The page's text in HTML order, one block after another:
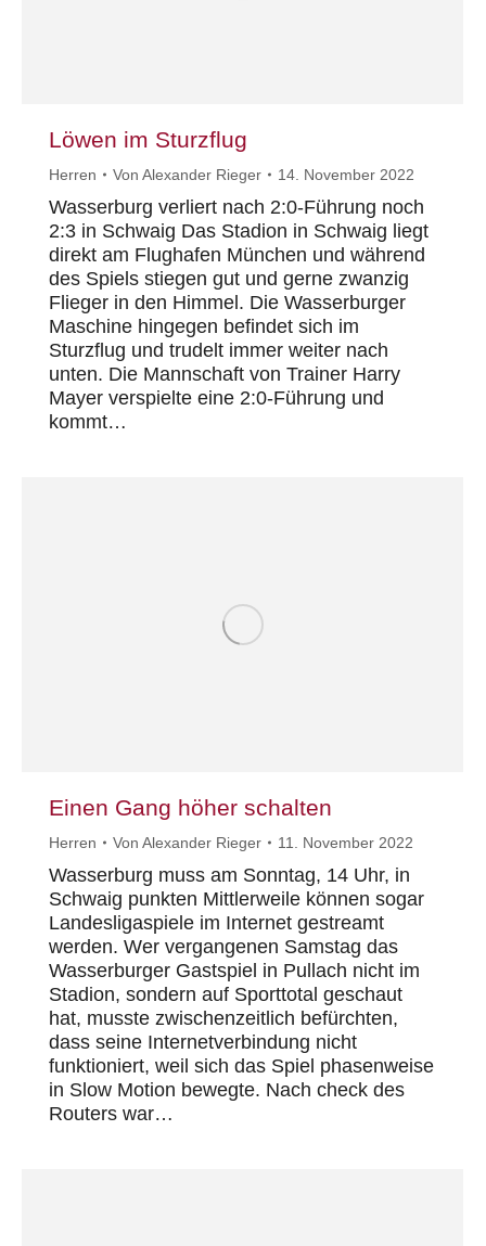
Löwen im Sturzflug
Herren Von Alexander Rieger 14. November 2022
Wasserburg verliert nach 2:0-Führung noch
2:3 in Schwaig Das Stadion in Schwaig liegt
direkt am Flughafen München und während
des Spiels stiegen gut und gerne zwanzig
Flieger in den Himmel. Die Wasserburger
Maschine hingegen befindet sich im
Sturzflug und trudelt immer weiter nach
unten. Die Mannschaft von Trainer Harry
Mayer verspielte eine 2:0-Führung und
kommt…
Einen Gang höher schalten
Herren Von Alexander Rieger 11. November 2022
Wasserburg muss am Sonntag, 14 Uhr, in
Schwaig punkten Mittlerweile können sogar
Landesligaspiele im Internet gestreamt
werden. Wer vergangenen Samstag das
Wasserburger Gastspiel in Pullach nicht im
Stadion, sondern auf Sporttotal geschaut
hat, musste zwischenzeitlich befürchten,
dass seine Internetverbindung nicht
funktioniert, weil sich das Spiel phasenweise
in Slow Motion bewegte. Nach check des
Routers war…